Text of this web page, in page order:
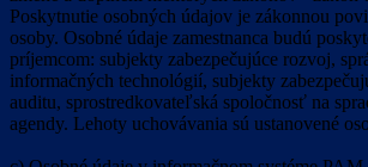
Poskytnutie osobných údajov je zákonnou
osoby. Osobné údaje zamestnanca budú
príjemcom: subjekty zabezpečujúce rozvoj,
informačných technológií, subjekty
auditu, sprostredkovateľská spoločnosť na
agendy. Lehoty uchovávania sú ustanovené